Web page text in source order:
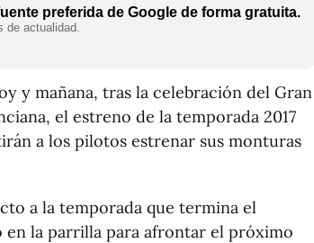
preferida de Google de forma gratuita.
actualidad.
y mañana, tras la celebración del Gran
el estreno de la temporada 2017
a los pilotos estrenar sus monturas
a la temporada que termina el
la parrilla para afrontar el próximo